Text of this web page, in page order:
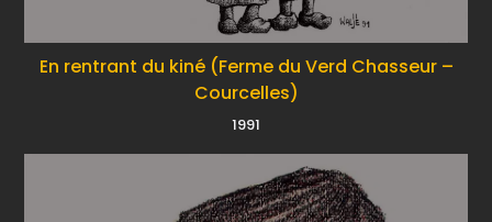
En rentrant du kiné (Ferme du Verd Chasseur –
Courcelles)
1991